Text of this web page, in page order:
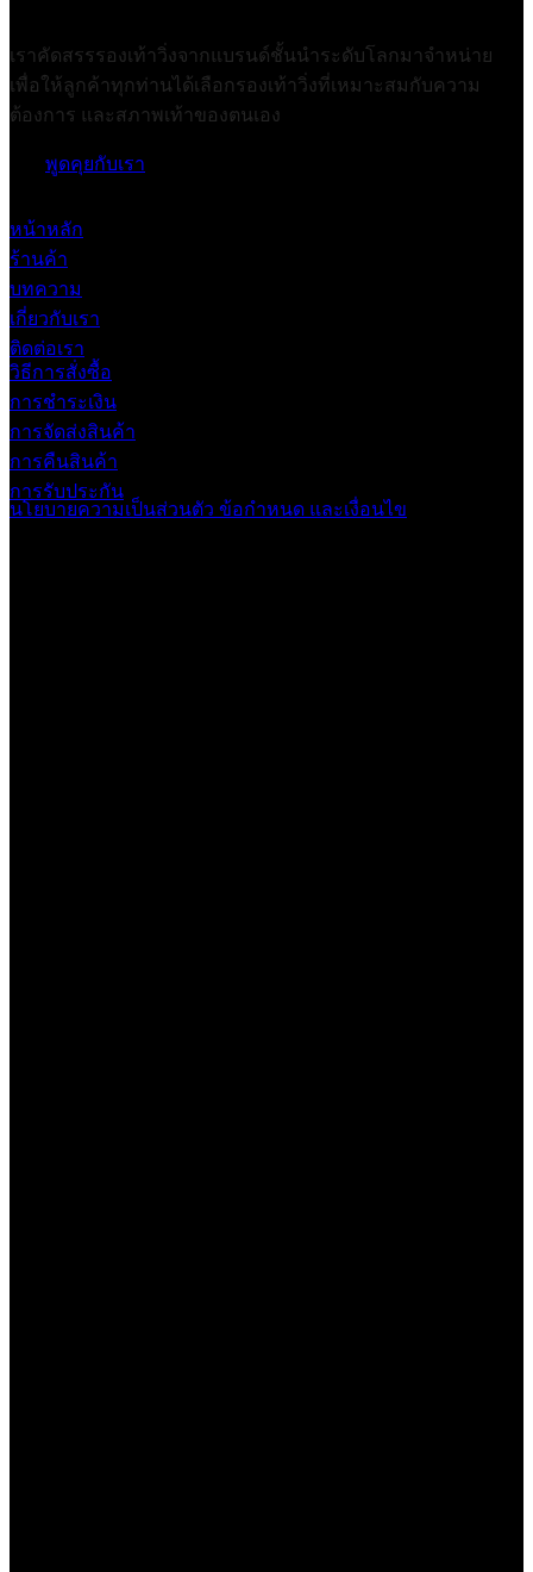
เราคัดสรรรองเท้าวิ่งจากแบรนด์ชั้นนำระดับโลกมาจำหน่าย
เพื่อให้ลูกค้าทุกท่านได้เลือกรองเท้าวิ่งที่เหมาะสมกับความ
ต้องการ และสภาพเท้าของตนเอง
พูดคุยกับเรา
หน้าหลัก
ร้านค้า
บทความ
เกี่ยวกับเรา
ติดต่อเรา
วิธีการสั่งซื้อ
การชำระเงิน
การจัดส่งสินค้า
การคืนสินค้า
การรับประกัน
นโยบายความเป็นส่วนตัว ข้อกำหนด และเงื่อนไข